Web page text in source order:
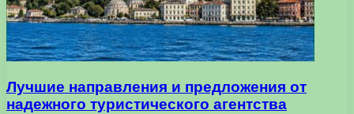
Лучшие направления и предложения от
надежного туристического агентства